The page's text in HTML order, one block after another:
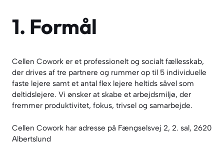
1. Formål
Cellen Cowork er et professionelt og socialt fællesskab,
der drives af tre partnere og rummer op til 5 individuelle
faste lejere samt et antal flex lejere heltids såvel som
deltidslejere. Vi ønsker at skabe et arbejdsmiljø, der
fremmer produktivitet, fokus, trivsel og samarbejde.
Cellen Cowork har adresse på Fængselsvej 2, 2. sal, 2620
Albertslund